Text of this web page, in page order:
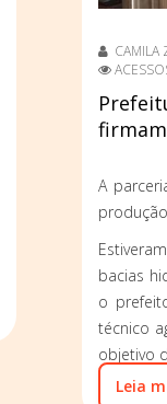
CAMILA
A
bacias
o
técnico
objetivo
Leia